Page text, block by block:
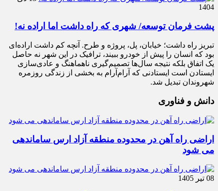
1404
پشت فرمان توسعه/ شهری که راه داشت اما اراده نه!
تبریز راه داشت؛ خیابان، پل، پروژه و طرح. آنچه کم داشت اراده‌ای
بود که انسان را پیش از خودرو ببیند، ترافیک در این شهر نه حاصل
یک اتفاق بلکه نتیجه سال‌ها تصمیم‌گیری ناهماهنگ و عادی‌سازی
ایستادن است ایستادنی که آرام‌آرام به بخشی از زندگی روزمره
شهروندان تبدیل شد.
دانش و فناوری
اراضی راه آهن در محدوده منطقه آزاد ارس ساماندهی
می شود
08 تیر 1405